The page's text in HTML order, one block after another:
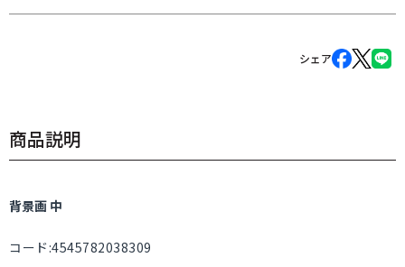
シェア
商品説明
背景画 中
コード:4545782038309